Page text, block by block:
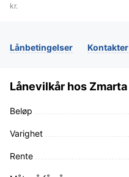
kr.
Lånbetingelser Kontakter
Lånevilkår hos Zmarta
Beløp
Varighet
Rente